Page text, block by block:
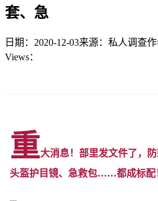
套、急
日期：2020-12-03来源：私人调查
Views：
重大消息！部里发文件了，
头盔护目镜、急救包……都成标配